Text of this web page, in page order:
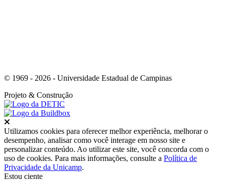
© 1969 - 2026 - Universidade Estadual de Campinas
Projeto & Construção
Utilizamos cookies para oferecer melhor experiência, melhorar o
desempenho, analisar como você interage em nosso site e
personalizar conteúdo. Ao utilizar este site, você concorda com o
uso de cookies. Para mais informações, consulte a Política de
Privacidade da Unicamp.
Estou ciente